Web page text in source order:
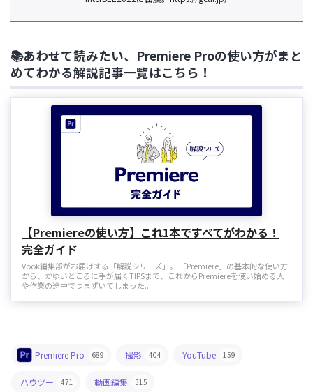
📚あわせて読みたい、Premiere Proの使い方がまと
めてわかる解説記事一覧はこちら！
【Premiereの使い方】これ1本ですべてがわかる！
完全ガイド
Vook編集部がお届けする「解説シリーズ」。 「Premiere」の基本的な使い方
から、かゆいところに手が届くTIPSまで、これからPremiereを使い始める人
や作業の途中でつまずいてしまった...
Premiere Pro 689 撮影 404 YouTube 159
ハウツー 471 動画編集 315